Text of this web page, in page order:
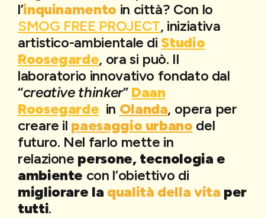
l’inquinamento in città? Con lo
SMOG FREE PROJECT, iniziativa
artistico-ambientale diStudio
Roosegarde, ora si può. Il
laboratorio innovativo fondato dal
“creative thinker” Daan
Roosegarde in Olanda, opera per
creare il paesaggio urbano del
futuro. Nel farlo mette in
relazione persone, tecnologia e
ambiente con l’obiettivo di
migliorare la qualità della vita per
tutti.